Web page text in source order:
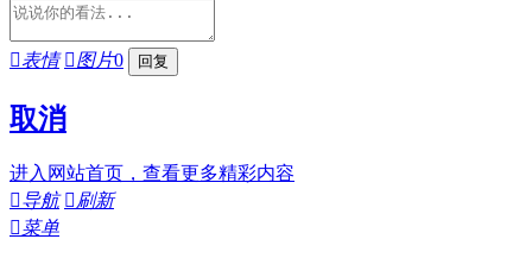
表情 图片0
取消
进入网站首页，查看更多精彩内容
导航 刷新
菜单